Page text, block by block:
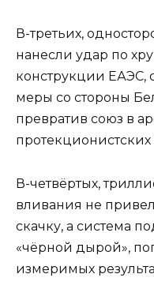
В-третьих,
нанесли удар по
конструкции ЕАЭС,
меры со стороны
превратив союз в
протекционистских
В-четвёртых,
вливания не
скачку, а система
«чёрной дырой»,
измеримых